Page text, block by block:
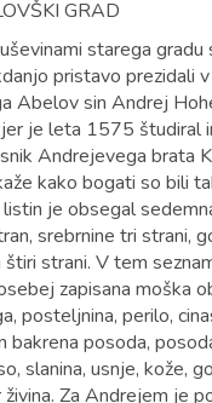
GRAD
starega gradu
pristavo prezidali
Abelov sin Andrej
je leta 1575 študiral
Andrejevega brata
kako bogati so bili
je obsegal
srebrnine tri strani,
štiri strani. V tem
zapisana moška
posteljnina, perilo,
bakrena posoda,
slanina, usnje, kože,
Za Andrejem je